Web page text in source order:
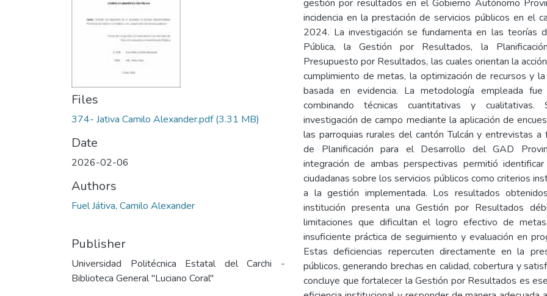
Files
374- Jativa Camilo Alexander.pdf(3.31 MB)
Date
2026-02-06
Authors
Fuel Játiva, Camilo Alexander
Publisher
Universidad Politécnica Estatal del Carchi -
Biblioteca General "Luciano Coral"
gestión por resultados en el Gobierno Autónomo
incidencia en la prestación de servicios públicos en el
2024. La investigación se fundamenta en las teorías
Pública, la Gestión por Resultados, la
Presupuesto por Resultados, las cuales orientan la
cumplimiento de metas, la optimización de recursos y
basada en evidencia. La metodología empleada
combinando técnicas cuantitativas y
investigación de campo mediante la aplicación de
las parroquias rurales del cantón Tulcán y entrevistas a
de Planificación para el Desarrollo del GAD
integración de ambas perspectivas permitió
ciudadanas sobre los servicios públicos como criterios
a la gestión implementada. Los resultados
institución presenta una Gestión por Resultados
limitaciones que dificultan el logro efectivo de
insuficiente práctica de seguimiento y evaluación en
Estas deficiencias repercuten directamente en la
públicos, generando brechas en calidad, cobertura y
concluye que fortalecer la Gestión por Resultados es